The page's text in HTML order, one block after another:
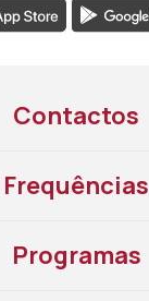
Contactos
Frequências
Programas